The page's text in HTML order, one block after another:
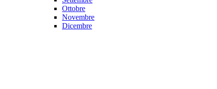
Ottobre
Novembre
Dicembre